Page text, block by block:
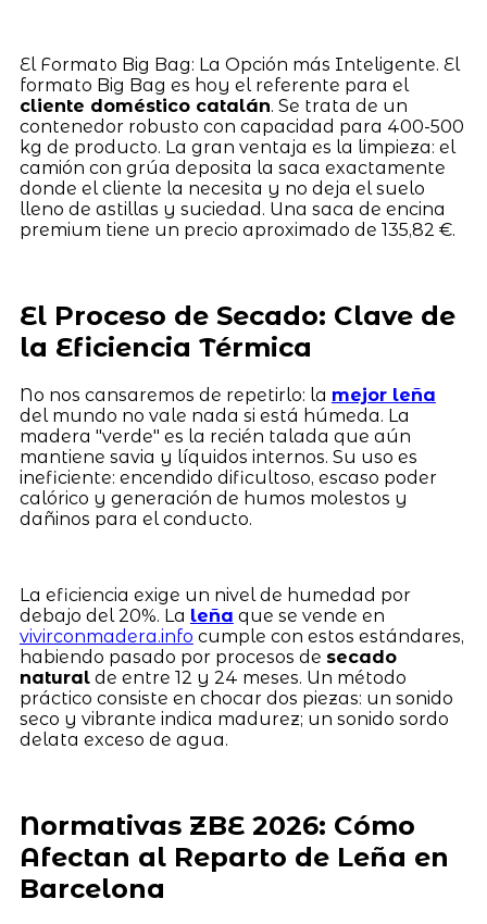
El Formato Big Bag: La Opción más Inteligente. El
formato Big Bag es hoy el referente para el
cliente doméstico catalán. Se trata de un
contenedor robusto con capacidad para 400-500
kg de producto. La gran ventaja es la limpieza: el
camión con grúa deposita la saca exactamente
donde el cliente la necesita y no deja el suelo
lleno de astillas y suciedad. Una saca de encina
premium tiene un precio aproximado de 135,82 €.
El Proceso de Secado: Clave de
la Eficiencia Térmica
No nos cansaremos de repetirlo: la mejor leña
del mundo no vale nada si está húmeda. La
madera "verde" es la recién talada que aún
mantiene savia y líquidos internos. Su uso es
ineficiente: encendido dificultoso, escaso poder
calórico y generación de humos molestos y
dañinos para el conducto.
La eficiencia exige un nivel de humedad por
debajo del 20%. La leña que se vende en
vivirconmadera.info cumple con estos estándares,
habiendo pasado por procesos de secado
naturalde entre 12 y 24 meses. Un método
práctico consiste en chocar dos piezas: un sonido
seco y vibrante indica madurez; un sonido sordo
delata exceso de agua.
Normativas ZBE 2026: Cómo
Afectan al Reparto de Leña en
Barcelona